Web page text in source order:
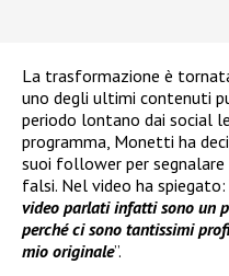
La trasformazione è
uno degli ultimi contenuti
periodo lontano dai social
programma, Monetti ha
suoi follower per segnalare
falsi. Nel video ha spiegato:
video parlati infatti sono un
perché ci sono tantissimi
mio originale”.